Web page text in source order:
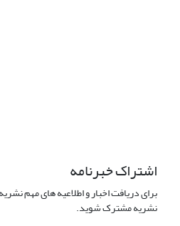
اشتراک خبرنامه
برای دریافت اخبار و اطلاعیه های مهم
نشریه مشترک شوید.